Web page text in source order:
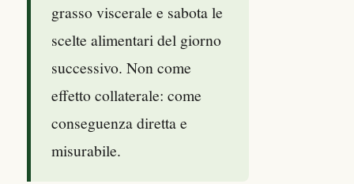
grasso viscerale e sabota le
scelte alimentari del giorno
successivo. Non come
effetto collaterale: come
conseguenza diretta e
misurabile.